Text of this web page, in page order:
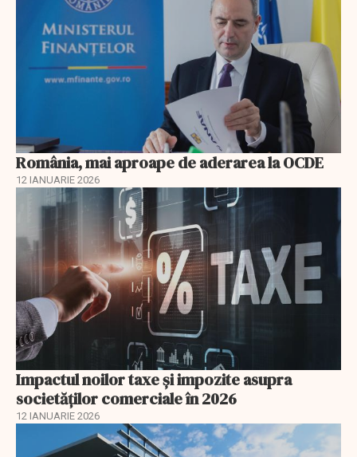
România, mai aproape de aderarea la OCDE
12 IANUARIE 2026
Impactul noilor taxe și impozite asupra
societăților comerciale în 2026
12 IANUARIE 2026